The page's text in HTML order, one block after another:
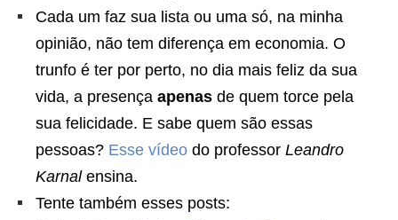
Cada um faz sua lista ou uma só, na minha
opinião, não tem diferença em economia. O
trunfo é ter por perto, no dia mais feliz da sua
vida, a presença apenas de quem torce pela
sua felicidade. E sabe quem são essas
pessoas? Esse vídeo do professor Leandro
Karnalensina.
Tente também esses posts: